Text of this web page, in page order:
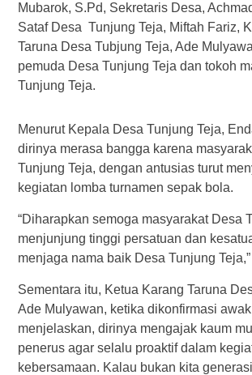
Mubarok, S.Pd, Sekretaris Desa,
Sataf Desa Tunjung Teja, Miftah Fariz,
Taruna Desa Tubjung Teja, Ade
pemuda Desa Tunjung Teja dan tokoh
Tunjung Teja.
Menurut Kepala Desa Tunjung Teja,
dirinya merasa bangga karena
Tunjung Teja, dengan antusias turut
kegiatan lomba turnamen sepak bola.
“Diharapkan semoga masyarakat Desa
menjunjung tinggi persatuan dan
menjaga nama baik Desa Tunjung
Sementara itu, Ketua Karang Taruna
Ade Mulyawan, ketika dikonfirmasi
menjelaskan, dirinya mengajak kaum
penerus agar selalu proaktif dalam
kebersamaan. Kalau bukan kita